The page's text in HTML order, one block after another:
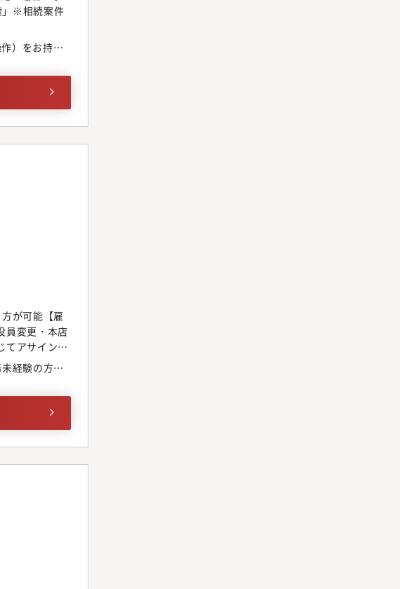
※相続案件
）をお持ち
が可能【雇
員変更・本店
てアサイン◆
体制】導入
士と一緒に
ただきま
ただけま
経験の方で